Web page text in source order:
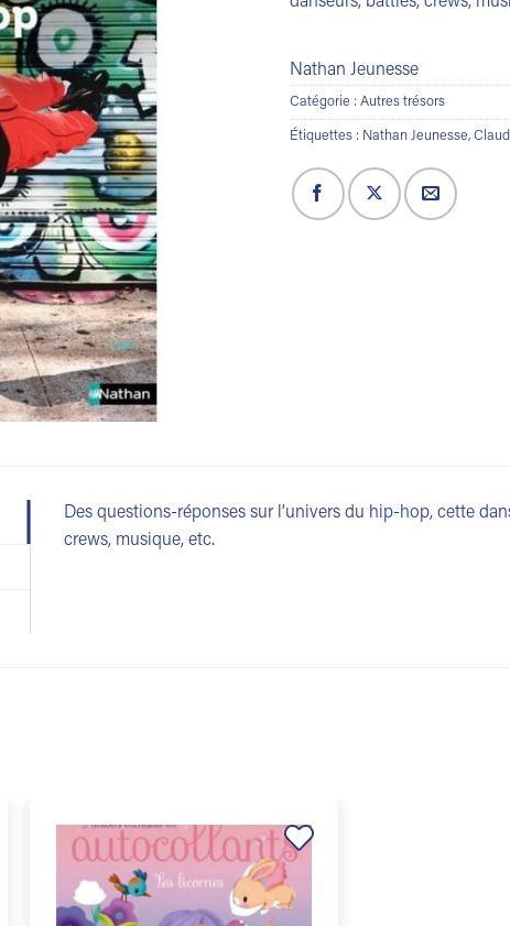
Nathan Jeunesse
Catégorie : Autres trésors
Étiquettes : Nathan Jeunesse,
Des questions-réponses sur l’univers du hip-hop, cette
crews, musique, etc.
Ajouter
liste de
souhaits